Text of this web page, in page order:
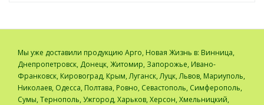
Мы уже доставили продукцию Арго, Новая Жизнь в: Винница,
Днепропетровск, Донецк, Житомир, Запорожье, Ивано-
Франковск, Кировоград, Крым, Луганск, Луцк, Львов, Мариуполь,
Николаев, Одесса, Полтава, Ровно, Севастополь, Симферополь,
Сумы, Тернополь, Ужгород, Харьков, Херсон, Хмельницкий,